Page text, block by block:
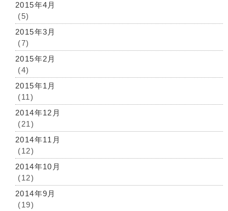
2015年4月
(5)
2015年3月
(7)
2015年2月
(4)
2015年1月
(11)
2014年12月
(21)
2014年11月
(12)
2014年10月
(12)
2014年9月
(19)